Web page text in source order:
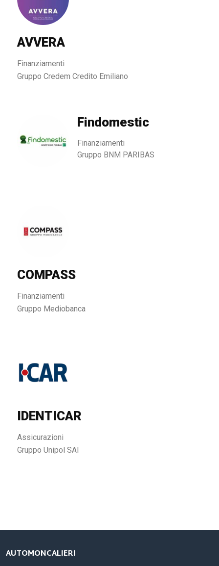
AVVERA
Finanziamenti
Gruppo Credem Credito Emiliano
Findomestic
Finanziamenti
Gruppo BNM PARIBAS
COMPASS
Finanziamenti
Gruppo Mediobanca
IDENTICAR
Assicurazioni
Gruppo Unipol SAI
AUTOMONCALIERI